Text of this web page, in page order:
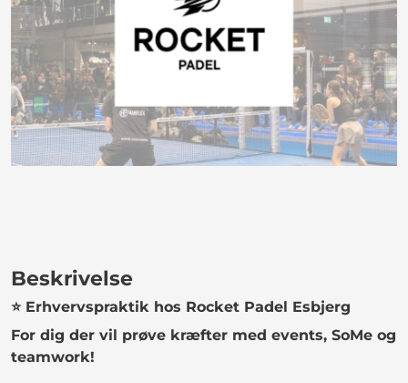
Beskrivelse
⭐ Erhvervspraktik hos Rocket Padel Esbjerg
For dig der vil prøve kræfter med events, SoMe og
teamwork!